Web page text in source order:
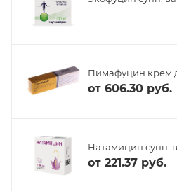
Пимафуцин крем
от 606.30 руб.
Натамицин супп.
от 221.37 руб.